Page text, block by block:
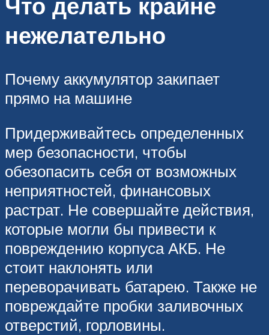
нежелательно
Почему аккумулятор закипает
прямо на машине
Придерживайтесь определенных
мер безопасности, чтобы
обезопасить себя от возможных
неприятностей, финансовых
растрат. Не совершайте действия,
которые могли бы привести к
повреждению корпуса АКБ. Не
стоит наклонять или
переворачивать батарею. Также не
повреждайте пробки заливочных
отверстий, горловины.